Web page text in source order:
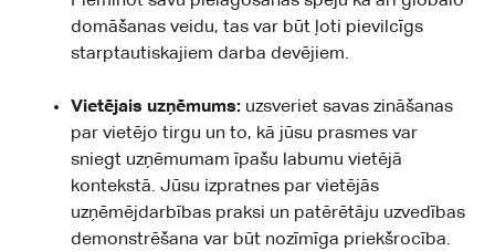
domāšanas veidu, tas var būt ļoti pievilcīgs
starptautiskajiem darba devējiem.
Vietējais uzņēmums: uzsveriet savas zināšanas
par vietējo tirgu un to, kā jūsu prasmes var
sniegt uzņēmumam īpašu labumu vietējā
kontekstā. Jūsu izpratnes par vietējās
uzņēmējdarbības praksi un patērētāju uzvedības
demonstrēšana var būt nozīmīga priekšrocība.